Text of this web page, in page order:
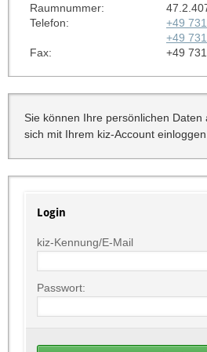
Raumnummer:
Telefon:
+49
+49
Fax:
+49
Sie können Ihre persönlichen
sich mit Ihrem kiz-Account einloggen.
Login
kiz-Kennung/E-Mail
Passwort: